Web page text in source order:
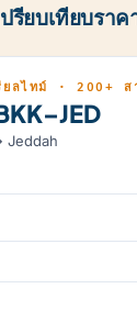
รียบเทียบรา
ยลไทม์ · 200+ ส
Jeddah